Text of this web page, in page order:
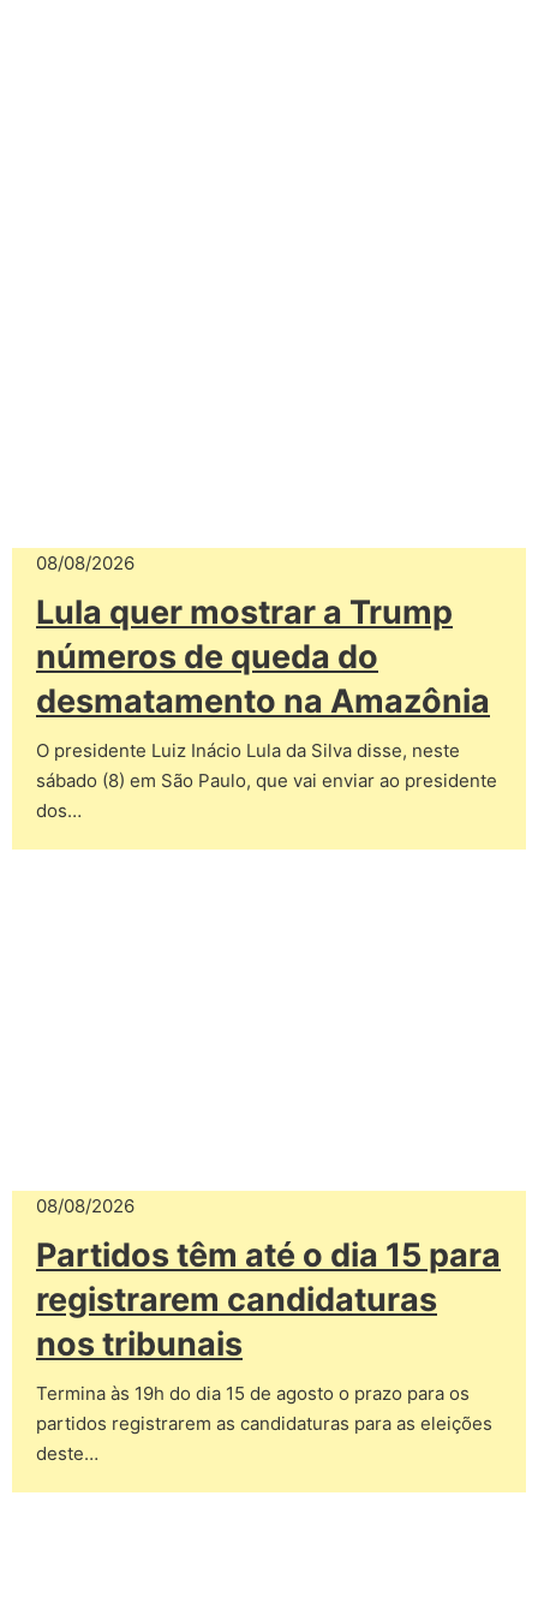
08/08/2026
Lula quer mostrar a Trump
números de queda do
desmatamento na Amazônia
O presidente Luiz Inácio Lula da Silva disse, neste
sábado (8) em São Paulo, que vai enviar ao presidente
dos…
08/08/2026
Partidos têm até o dia 15 para
registrarem candidaturas
nos tribunais
Termina às 19h do dia 15 de agosto o prazo para os
partidos registrarem as candidaturas para as eleições
deste…